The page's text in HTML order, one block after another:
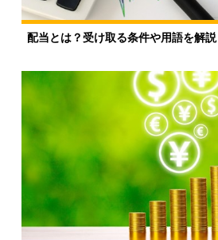
配当とは？受け取る条件や用語を解説